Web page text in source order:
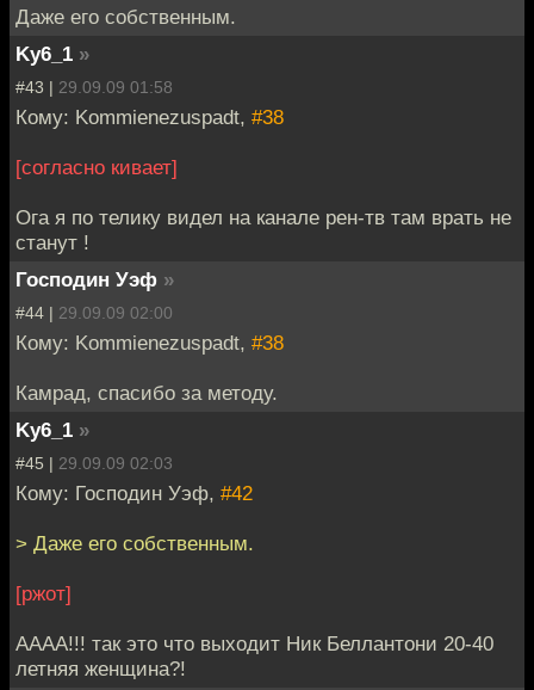
Даже его собственным.
Ky6_1 »
#43 | 29.09.09 01:58
Кому: Kommienezuspadt, #38
[согласно кивает]
Ога я по телику видел на канале рен-тв там врать не
станут !
Господин Уэф »
#44 | 29.09.09 02:00
Кому: Kommienezuspadt, #38
Камрад, спасибо за методу.
Ky6_1 »
#45 | 29.09.09 02:03
Кому: Господин Уэф, #42
> Даже его собственным.
[ржот]
АААА!!! так это что выходит Ник Беллантони 20-40
летняя женщина?!